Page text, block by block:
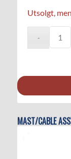
Utsolgt,
MAST/CABLE